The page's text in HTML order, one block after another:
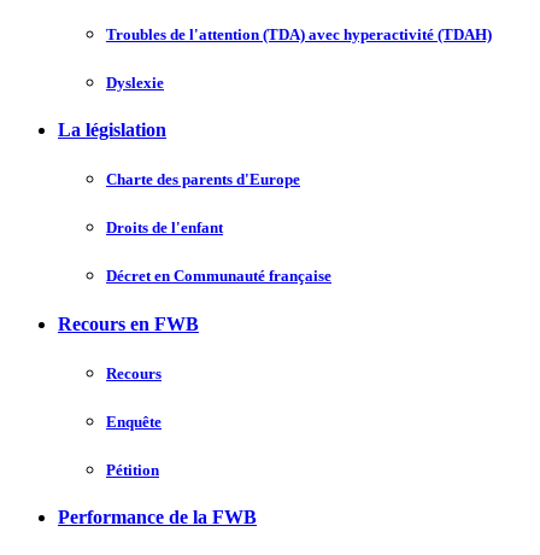
Troubles de l'attention (TDA) avec hyperactivité (TDAH)
Dyslexie
La législation
Charte des parents d'Europe
Droits de l'enfant
Décret en Communauté française
Recours en FWB
Recours
Enquête
Pétition
Performance de la FWB